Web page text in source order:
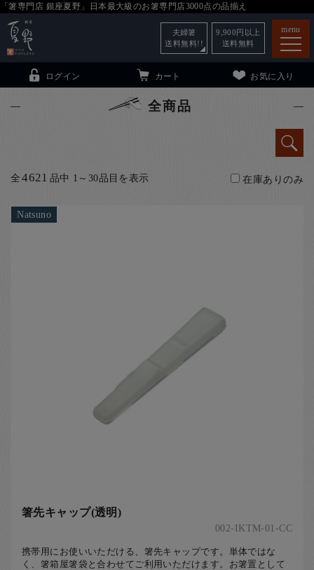
「箸専門店 銀座夏野」日本最大級のお箸専門店3000点の品揃え
menu
銀座夏野・箸長
ログイン カート お気に入り
夫婦箸
送料無料!!
9,900 円以上
送料無料
全商品
全4621 品中 1～30品目を表示 在庫ありのみ
Natsuno
箸先キャップ(透明)
002-IKTM-01-CC
携帯用にお使いいただける、箸先キャップです。単体ではな
く、箸箱屋箸袋と合わせてご利用いただけます。お箸置として